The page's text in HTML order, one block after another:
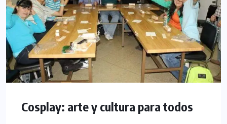
Cosplay: arte y cultura para todos